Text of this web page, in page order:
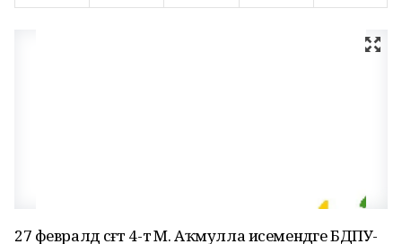
27 февралдә сәғәт 4-тә М. Аҡмулла исемендәге БДПУ-